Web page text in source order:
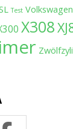
Test Volkswagen
X308